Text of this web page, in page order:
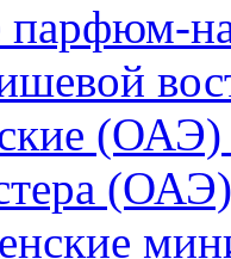
парфюм-
(ОАЭ)
(ОАЭ)